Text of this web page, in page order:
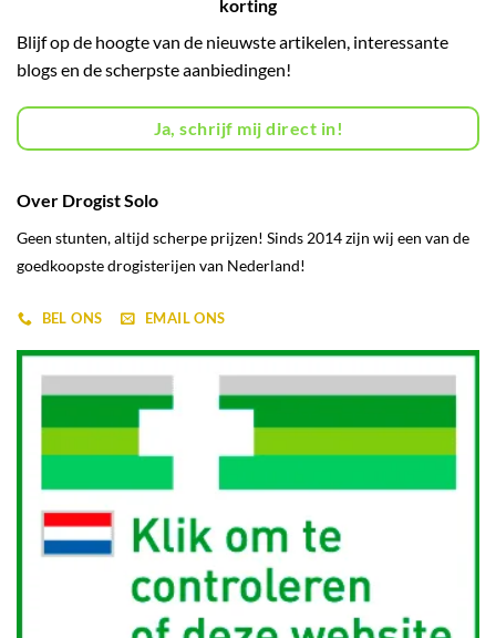
korting
Blijf op de hoogte van de nieuwste artikelen, interessante
blogs en de scherpste aanbiedingen!
Ja, schrijf mij direct in!
Over Drogist Solo
Geen stunten, altijd scherpe prijzen! Sinds 2014 zijn wij een van de
goedkoopste drogisterijen van Nederland!
BEL ONS EMAIL ONS